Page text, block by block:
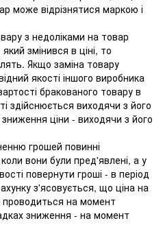
може відрізнятися маркою і
з недоліками на товар
змінився в ціні, то
Якщо заміна товару
якості іншого виробника
бракованого товару в
здійснюється виходячи з його
зниження ціни - виходячи з його
грошей повинні
вони були пред'явлені, а у
повернути гроші - в період
з'ясовується, що ціна на
проводиться на момент
зниження - на момент